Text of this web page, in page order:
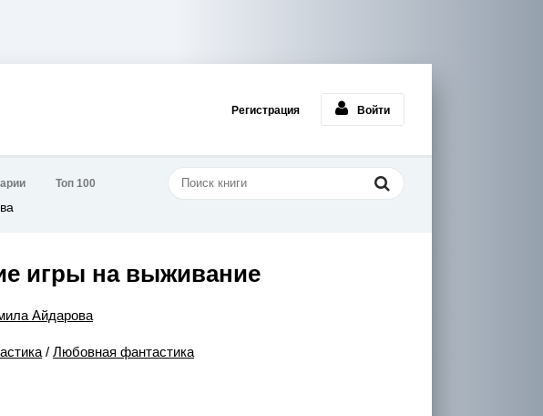
Регистрация Войти
Топ 100
игры на выживание
Айдарова
/ Любовная фантастика